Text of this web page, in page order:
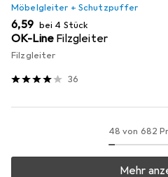
Möbelgleiter + Schutzpuffer
EUR
6,59 bei 4 Stück
OK-Line Filzgleiter
Filzgleiter
36
48 von 682
Mehr